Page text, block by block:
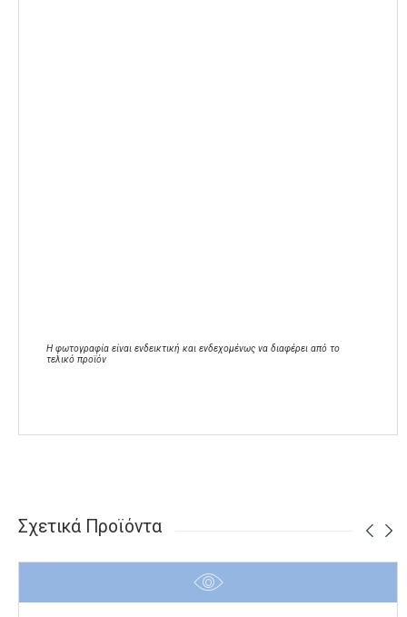
Η φωτογραφία είναι ενδεικτική και ενδεχομένως να διαφέρει από το
τελικό προϊόν
Σχετικά Προϊόντα